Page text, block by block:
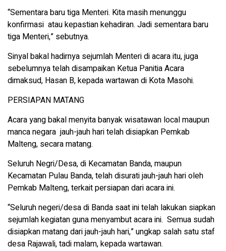
“Sementara baru tiga Menteri. Kita masih menunggu
konfirmasi atau kepastian kehadiran. Jadi sementara baru
tiga Menteri,” sebutnya.
Sinyal bakal hadirnya sejumlah Menteri di acara itu, juga
sebelumnya telah disampaikan Ketua Panitia Acara
dimaksud, Hasan B, kepada wartawan di Kota Masohi.
PERSIAPAN MATANG
Acara yang bakal menyita banyak wisatawan local maupun
manca negara jauh-jauh hari telah disiapkan Pemkab
Malteng, secara matang.
Seluruh Negri/Desa, di Kecamatan Banda, maupun
Kecamatan Pulau Banda, telah disurati jauh-jauh hari oleh
Pemkab Malteng, terkait persiapan dari acara ini.
“Seluruh negeri/desa di Banda saat ini telah lakukan siapkan
sejumlah kegiatan guna menyambut acara ini. Semua sudah
disiapkan matang dari jauh-jauh hari,” ungkap salah satu staf
desa Rajawali, tadi malam, kepada wartawan.